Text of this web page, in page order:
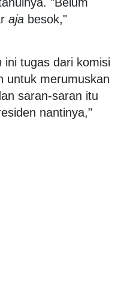
aja besok,"
ini tugas dari komisi
untuk merumuskan
saran-saran itu
nantinya,"